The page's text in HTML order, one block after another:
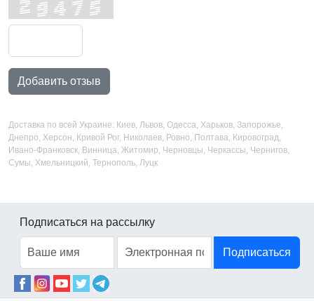
Добавить отзыв
Доставка по всей Украине: Киев, Львов, Одесса, Харьков, Запорожье,
Днепро, Херсон, Кривой Рог, Николаев, Ровно, Полтава, Кировоград,
Ивано-Франковск, Винница, Житомир, Черновцы, Черкассы, Чернигов,
Сумы, Хмельницкий, Тернополь, Луцк
Подписаться на рассылку
Подписаться